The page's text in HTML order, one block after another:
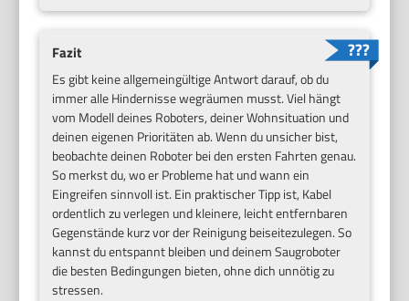
Fazit
Es gibt keine allgemeingültige Antwort darauf, ob du
immer alle Hindernisse wegräumen musst. Viel hängt
vom Modell deines Roboters, deiner Wohnsituation und
deinen eigenen Prioritäten ab. Wenn du unsicher bist,
beobachte deinen Roboter bei den ersten Fahrten genau.
So merkst du, wo er Probleme hat und wann ein
Eingreifen sinnvoll ist. Ein praktischer Tipp ist, Kabel
ordentlich zu verlegen und kleinere, leicht entfernbaren
Gegenstände kurz vor der Reinigung beiseitezulegen. So
kannst du entspannt bleiben und deinem Saugroboter
die besten Bedingungen bieten, ohne dich unnötig zu
stressen.